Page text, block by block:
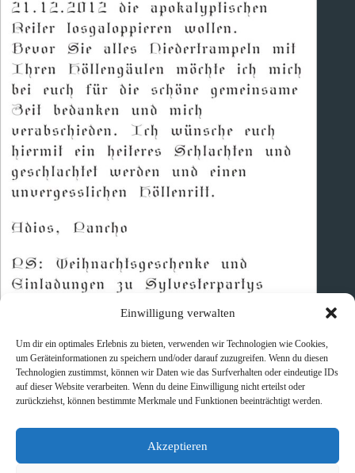
Einwilligung verwalten
Um dir ein optimales Erlebnis zu bieten, verwenden wir Technologien wie Cookies,
um Geräteinformationen zu speichern und/oder darauf zuzugreifen. Wenn du diesen
Technologien zustimmst, können wir Daten wie das Surfverhalten oder eindeutige IDs
auf dieser Website verarbeiten. Wenn du deine Einwilligung nicht erteilst oder
zurückziehst, können bestimmte Merkmale und Funktionen beeinträchtigt werden.
Akzeptieren